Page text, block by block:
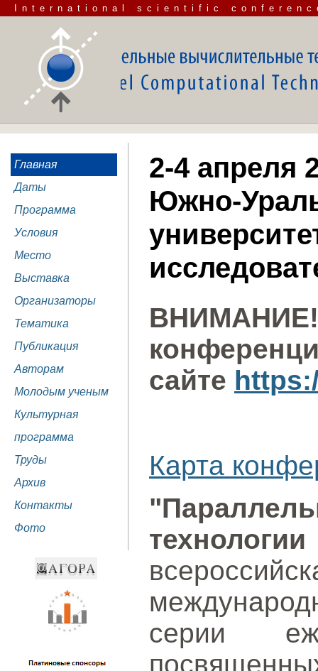
International scientific
Главная
Даты
Программа
Условия
Место
Выставка
Организаторы
Тематика
Публикация
Авторам
Молодым ученым
Культурная
программа
Труды
Архив
Контакты
Фото
2-4 апреля
Южно-
сайте
Карта
серии